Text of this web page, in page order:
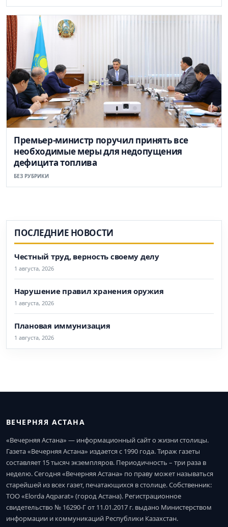
Премьер-министр поручил принять все
необходимые меры для недопущения
дефицита топлива
БЕЗ РУБРИКИ
ПОСЛЕДНИЕ НОВОСТИ
Честный труд, верность своему делу
1 августа, 2026
Нарушение правил хранения оружия
1 августа, 2026
Плановая иммунизация
1 августа, 2026
ВЕЧЕРНЯЯ АСТАНА
«Вечерняя Астана» — информационный сайт о жизни столицы.
Газета «Вечерняя Астана» издается с 1990 года. Тираж газеты
составляет 15 тысяч экземпляров. Периодичность – три раза в
неделю. Сегодня «Вечерняя Астана» по праву может называться
старейшей из всех газет, печатающихся в столице. Собственник:
ТОО «Elorda Aqparat» (город Астана). Регистрационное
свидетельство № 16290-Г от 11.01.2017 г. выдано Министерством
информации и коммуникаций Республики Казахстан.